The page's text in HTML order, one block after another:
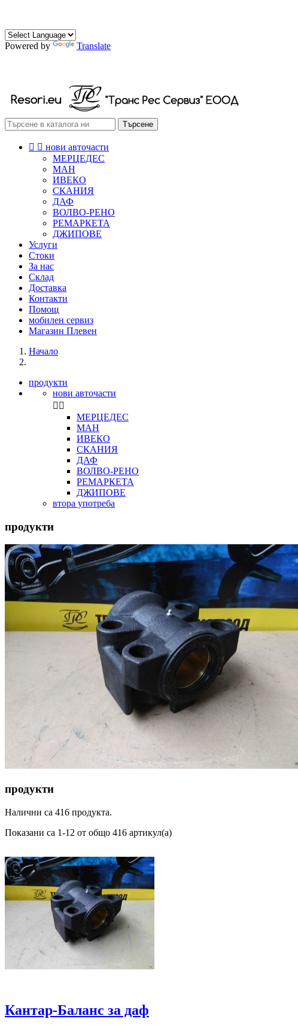
Powered by
Translate
Търсене
  нови авточасти
МЕРЦЕДЕС
МАН
ИВЕКО
СКАНИЯ
ДАФ
ВОЛВО-РЕНО
РЕМАРКЕТА
ДЖИПОВЕ
Услуги
Стоки
За нас
Склад
Доставка
Контакти
Помощ
мобилен сервиз
Магазин Плевен
Начало
продукти
нови авточасти
 
МЕРЦЕДЕС
МАН
ИВЕКО
СКАНИЯ
ДАФ
ВОЛВО-РЕНО
РЕМАРКЕТА
ДЖИПОВЕ
втора употреба
продукти
продукти
Налични са 416 продукта.
Показани са 1-12 от общо 416 артикул(а)
Кантар-Баланс за даф